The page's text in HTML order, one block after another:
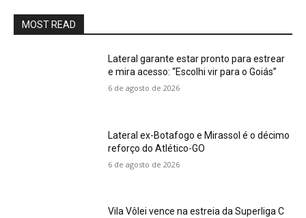
MOST READ
Lateral garante estar pronto para estrear
e mira acesso: “Escolhi vir para o Goiás”
6 de agosto de 2026
Lateral ex-Botafogo e Mirassol é o décimo
reforço do Atlético-GO
6 de agosto de 2026
Vila Vôlei vence na estreia da Superliga C